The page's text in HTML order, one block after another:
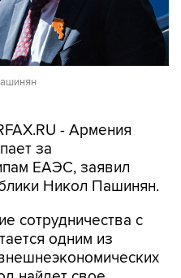
- Армения
за
ЕАЭС, заявил
Никол Пашинян.
сотрудничества с
одним из